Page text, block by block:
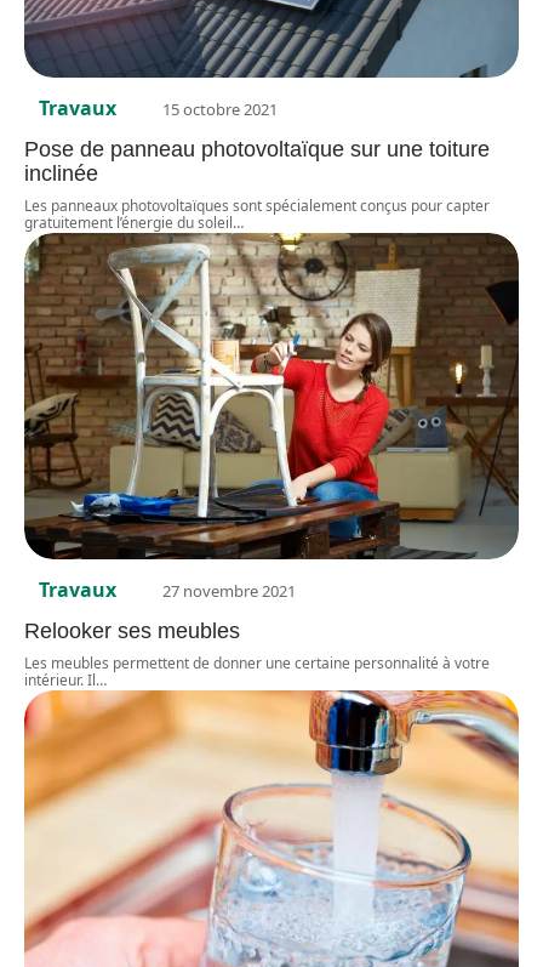
Travaux 15 octobre 2021
Pose de panneau photovoltaïque sur une toiture
inclinée
Les panneaux photovoltaïques sont spécialement conçus pour capter
gratuitement l’énergie du soleil…
Travaux 27 novembre 2021
Relooker ses meubles
Les meubles permettent de donner une certaine personnalité à votre
intérieur. Il…